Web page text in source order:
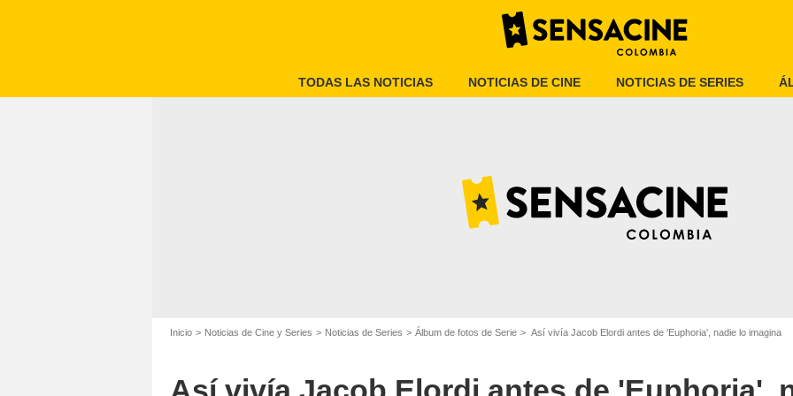
TODAS LAS NOTICIAS NOTICIAS DE CINE NOTICIAS DE SERIES
Inicio Noticias de Cine y Series Noticias de Series Álbum de fotos de Serie Así vivía Jacob Elordi antes de 'Euphoria', nadie lo imagina